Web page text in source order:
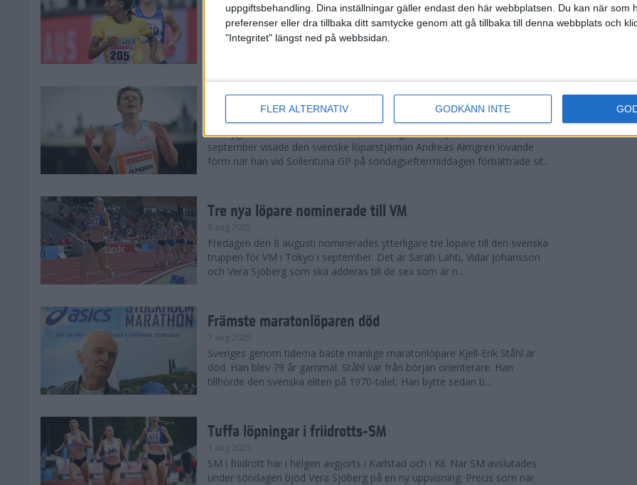
uppgiftsbehandling. Dina inställningar gäller endast den här webbplatsen. Du kan när som
preferenser eller dra tillbaka ditt samtycke genom att gå tillbaka till denna webbplats och
"Integritet" längst ned på webbsidan.
FLER ALTERNATIV GODKÄNN INTE
26 aug 2025
Den hundrade upplagan av Finnkampen, världens äldsta och största
landskamp i friidrott, avgjordes inför fullsatta läktare på Stockholms
Svenskt rekord när Almgren testade VM-formen
En dryg månad före friidrotts-VM, som avgörs i Tokyo den 13-21
september visade den svenske löparstjärnan Andreas Almgren lovande
form när han vid Sollentuna GP på söndagseftermiddagen förbättrade sit...
Tre nya löpare nominerade till VM
8 aug 2025
Fredagen den 8 augusti nominerades ytterligare tre löpare till den svenska
truppen för VM i Tokyo i september. Det är Sarah Lahti, Vidar Johansson
och Vera Sjöberg som ska adderas till de sex som är n...
Främste maratonlöparen död
7 aug 2025
Sveriges genom tiderna bäste manlige maratonlöpare Kjell-Erik Ståhl är
död. Han blev 79 år gammal. Ståhl var från början orienterare. Han
tillhörde den svenska eliten på 1970-talet. Han bytte sedan ti...
Tuffa löpningar i friidrotts-SM
3 aug 2025
SM i friidrott har i helgen avgjorts i Karlstad och i Kil. När SM avslutades
under söndagen bjöd Vera Sjöberg på en ny uppvisning. Precis som när